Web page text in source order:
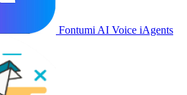
Fontumi AI Voice iAgents